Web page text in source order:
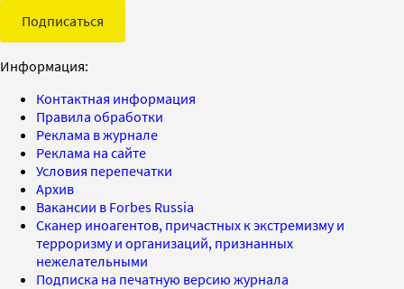
Подписаться
Информация:
Контактная информация
Правила обработки
Реклама в журнале
Реклама на сайте
Условия перепечатки
Архив
Вакансии в Forbes Russia
Сканер иноагентов, причастных к экстремизму и
терроризму и организаций, признанных
нежелательными
Подписка на печатную версию журнала